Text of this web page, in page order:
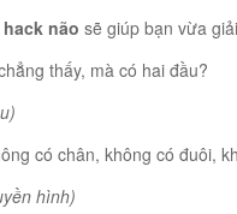
não sẽ giúp bạn vừa
thấy, mà có hai đầu?
có chân, không có đuôi,
hình)